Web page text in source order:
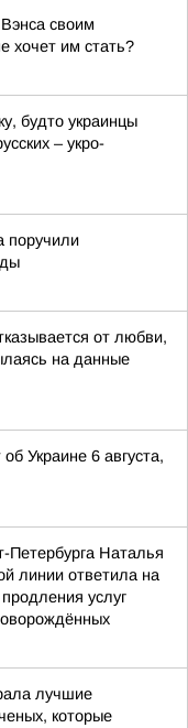
своим
хочет им стать?
будто украинцы
– укро-
поручили
от любви,
на данные
Украине 6 августа,
Петербурга Наталья
линии ответила на
услуг
лучшие
которые